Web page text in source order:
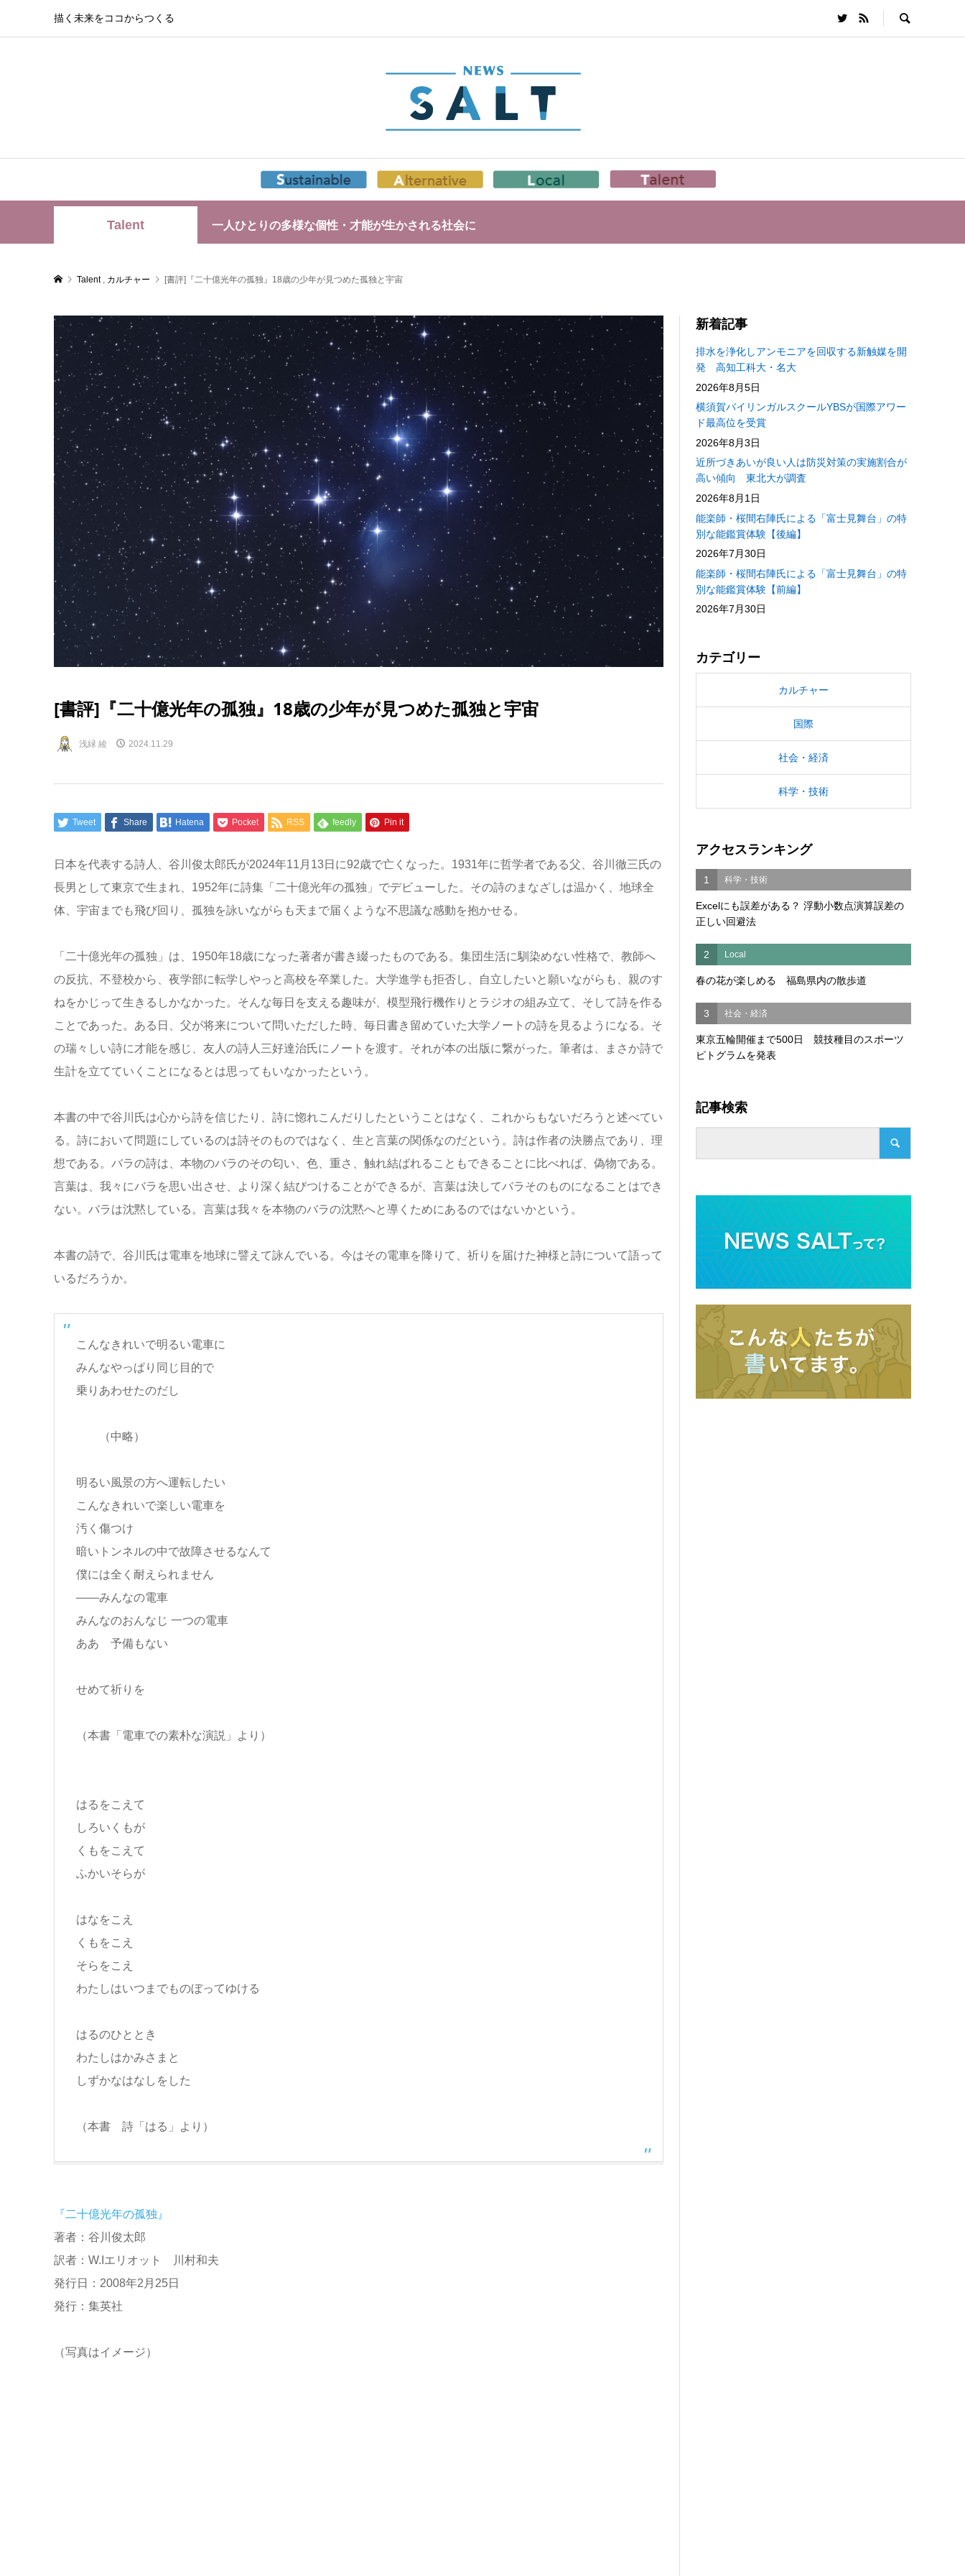
描く未来をココからつくる
Talent 一人ひとりの多様な個性・才能が生かされる社会に
Talent , カルチャー [書評]『二十億光年の孤独』18歳の少年が見つめた孤独と宇宙
[書評]『二十億光年の孤独』18歳の少年が見つめた孤独と宇宙
浅緑 綾 2024.11.29
Tweet Share Hatena Pocket RSS feedly Pin it
日本を代表する詩人、谷川俊太郎氏が2024年11月13日に92歳で亡くなった。1931年に哲学者である父、谷川徹三氏の
長男として東京で生まれ、1952年に詩集「二十億光年の孤独」でデビューした。その詩のまなざしは温かく、地球全
体、宇宙までも飛び回り、孤独を詠いながらも天まで届くような不思議な感動を抱かせる。
「二十億光年の孤独」は、1950年18歳になった著者が書き綴ったものである。集団生活に馴染めない性格で、教師へ
の反抗、不登校から、夜学部に転学しやっと高校を卒業した。大学進学も拒否し、自立したいと願いながらも、親のす
ねをかじって生きるしかなかった。そんな毎日を支える趣味が、模型飛行機作りとラジオの組み立て、そして詩を作る
ことであった。ある日、父が将来について問いただした時、毎日書き留めていた大学ノートの詩を見るようになる。そ
の瑞々しい詩に才能を感じ、友人の詩人三好達治氏にノートを渡す。それが本の出版に繋がった。筆者は、まさか詩で
生計を立てていくことになるとは思ってもいなかったという。
本書の中で谷川氏は心から詩を信じたり、詩に惚れこんだりしたということはなく、これからもないだろうと述べてい
る。詩において問題にしているのは詩そのものではなく、生と言葉の関係なのだという。詩は作者の決勝点であり、理
想である。バラの詩は、本物のバラのその匂い、色、重さ、触れ結ばれることもできることに比べれば、偽物である。
言葉は、我々にバラを思い出させ、より深く結びつけることができるが、言葉は決してバラそのものになることはでき
ない。バラは沈黙している。言葉は我々を本物のバラの沈黙へと導くためにあるのではないかという。
本書の詩で、谷川氏は電車を地球に譬えて詠んでいる。今はその電車を降りて、祈りを届けた神様と詩について語って
いるだろうか。
こんなきれいで明るい電車に
みんなやっぱり同じ目的で
乗りあわせたのだし
（中略）
明るい風景の方へ運転したい
こんなきれいで楽しい電車を
汚く傷つけ
暗いトンネルの中で故障させるなんて
僕には全く耐えられません
――みんなの電車
みんなのおんなじ 一つの電車
ああ 予備もない
せめて祈りを
（本書「電車での素朴な演説」より）
はるをこえて
しろいくもが
くもをこえて
ふかいそらが
はなをこえ
くもをこえ
そらをこえ
わたしはいつまでものぼってゆける
はるのひととき
わたしはかみさまと
しずかなはなしをした
（本書 詩「はる」より）
『二十億光年の孤独』
著者：谷川俊太郎
訳者：W.Iエリオット 川村和夫
発行日：2008年2月25日
発行：集英社
（写真はイメージ）
新着記事
排水を浄化しアンモニアを回収する新触媒を開
発 高知工科大・名大
2026年8月5日
横須賀バイリンガルスクールYBSが国際アワー
ド最高位を受賞
2026年8月3日
近所づきあいが良い人は防災対策の実施割合が
高い傾向 東北大が調査
2026年8月1日
能楽師・桜間右陣氏による「富士見舞台」の特
別な能鑑賞体験【後編】
2026年7月30日
能楽師・桜間右陣氏による「富士見舞台」の特
別な能鑑賞体験【前編】
2026年7月30日
カテゴリー
カルチャー
国際
社会・経済
科学・技術
アクセスランキング
1 科学・技術
Excelにも誤差がある？ 浮動小数点演算誤差の
正しい回避法
2 Local
春の花が楽しめる 福島県内の散歩道
3 社会・経済
東京五輪開催まで500日 競技種目のスポーツ
ピトグラムを発表
記事検索